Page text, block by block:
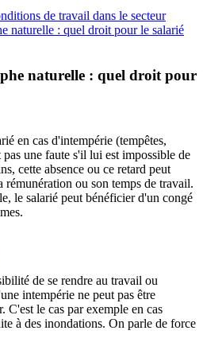
de travail dans le secteur
naturelle : quel droit pour le salarié
naturelle : quel droit pour
en cas d'intempérie (tempêtes,
une faute s'il lui est impossible de
cette absence ou ce retard peut
rémunération ou son temps de travail.
le salarié peut bénéficier d'un congé
de se rendre au travail ou
intempérie ne peut pas être
C'est le cas par exemple en cas
à des inondations. On parle de force